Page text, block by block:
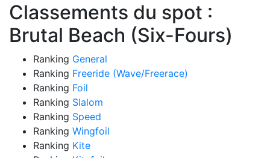
Classements du spot :
Brutal Beach (Six-Fours)
Ranking General
Ranking Freeride (Wave/Freerace)
Ranking Foil
Ranking Slalom
Ranking Speed
Ranking Wingfoil
Ranking Kite